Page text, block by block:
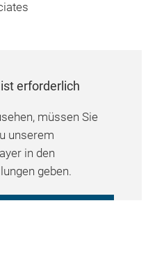
erforderlich
müssen Sie
unserem
in den
geben.